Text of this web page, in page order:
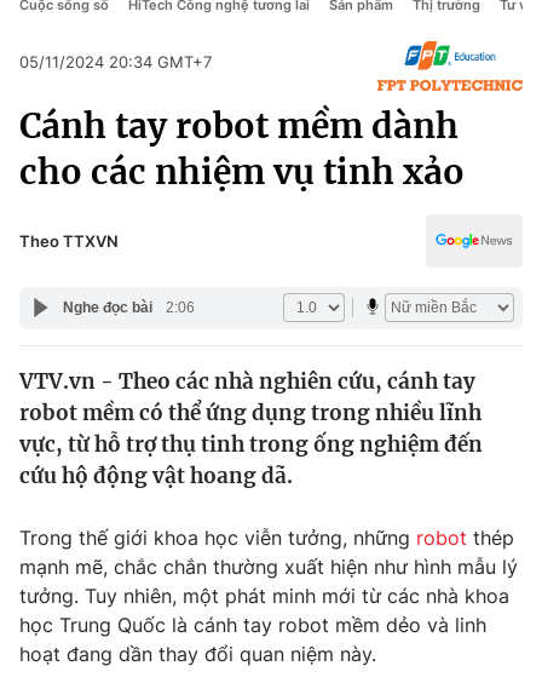
Chính trị
Thế giới
Tin tức
Câu chuyện quốc tế
Kinh tế
Tài chính
Thị trường
Góc doanh nghiệp
Dữ liệu và đời sống
Truyền hình
Pháp luật
Thể thao
Truyền hình
Văn hóa - Giải trí
Đời sống
Giáo dục
Cuộc sống số HiTech Công nghệ tương lai Sản phẩm Thị trường Tư vấn
05/11/2024 20:34 GMT+7
Cánh tay robot mềm dành
cho các nhiệm vụ tinh xảo
Theo TTXVN
Nghe đọc bài 2:06
VTV.vn - Theo các nhà nghiên cứu, cánh tay
robot mềm có thể ứng dụng trong nhiều lĩnh
vực, từ hỗ trợ thụ tinh trong ống nghiệm đến
cứu hộ động vật hoang dã.
Trong thế giới khoa học viễn tưởng, những robot thép
mạnh mẽ, chắc chắn thường xuất hiện như hình mẫu lý
tưởng. Tuy nhiên, một phát minh mới từ các nhà khoa
học Trung Quốc là cánh tay robot mềm dẻo và linh
hoạt đang dần thay đổi quan niệm này.